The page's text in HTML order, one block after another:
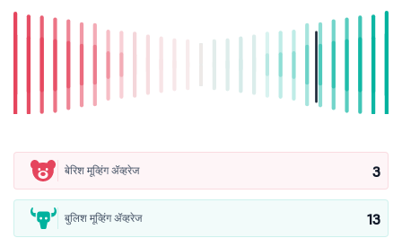
बेरिश मूव्हिंग ॲव्हरेज 3
बुलिश मूव्हिंग ॲव्हरेज 13